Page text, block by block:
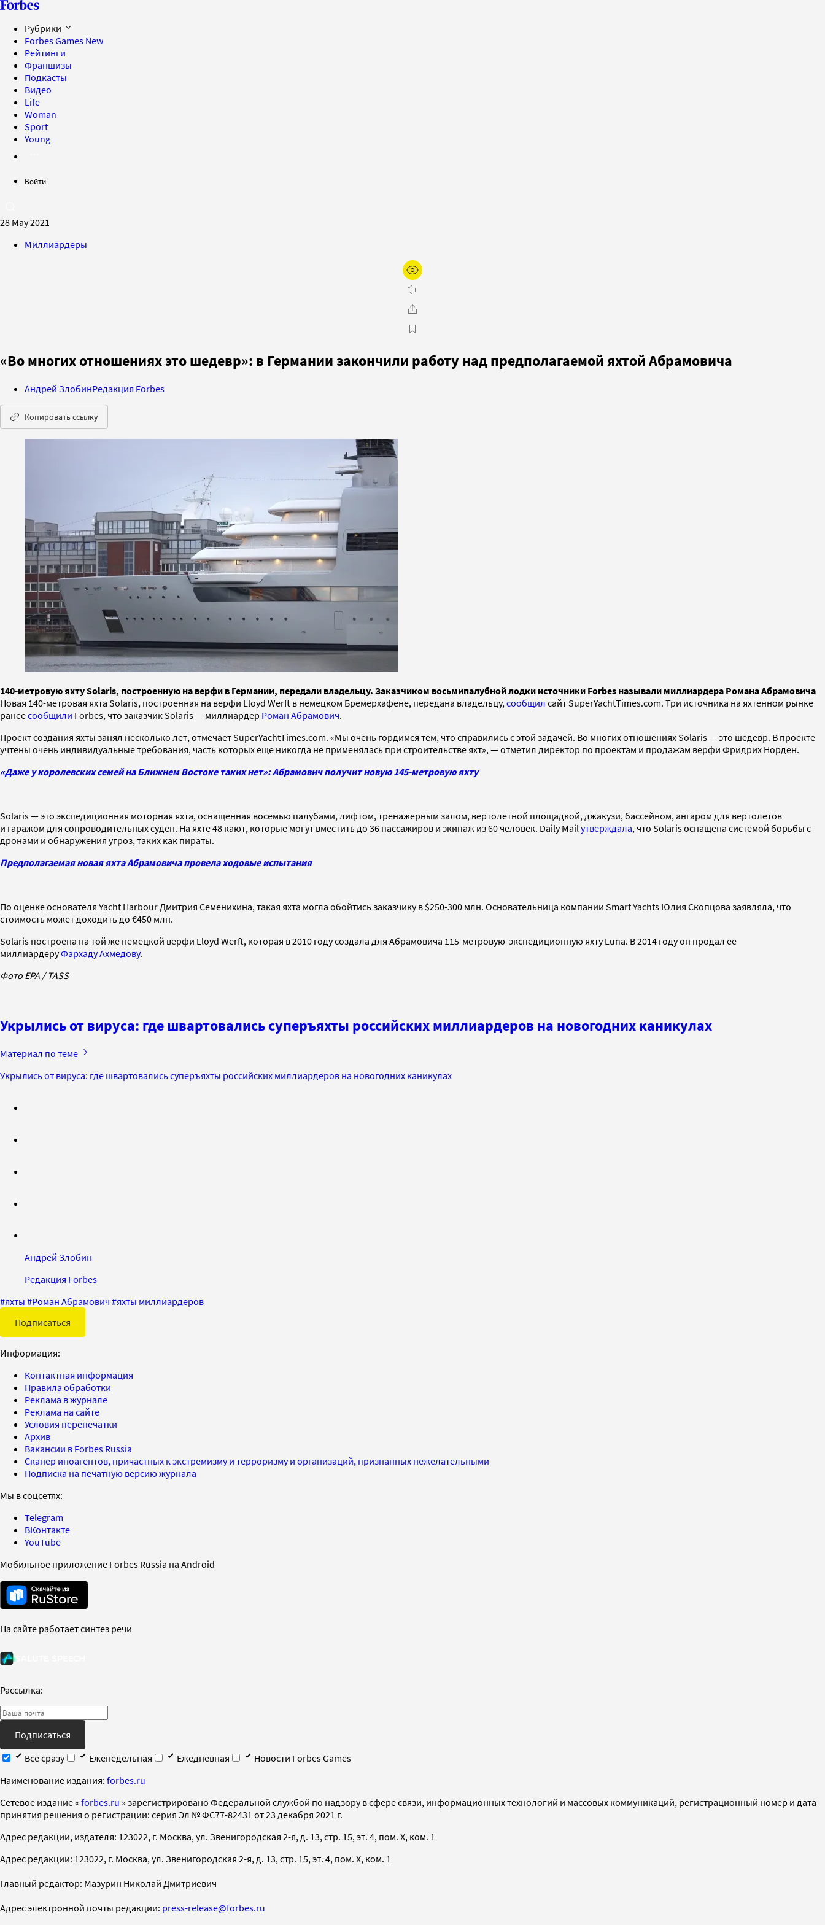
Рубрики
Forbes Games New
Рейтинги
Франшизы
Подкасты
Видео
Life
Woman
Sport
Young
Войти
28 May 2021
Миллиардеры
«Во многих отношениях это шедевр»: в Германии закончили работу над предполагаемой яхтой Абрамовича
Андрей ЗлобинРедакция Forbes
Копировать ссылку
140-метровую яхту Solaris, построенную на верфи в Германии, передали владельцу. Заказчиком восьмипалубной лодки источники Forbes называли миллиардера Романа Абрамовича
Новая 140-метровая яхта Solaris, построенная на верфи Lloyd Werft в немецком Бремерхафене, передана владельцу, сообщил сайт SuperYachtTimes.com. Три источника на яхтенном рынке
ранеесообщили Forbes, что заказчик Solaris — миллиардер Роман Абрамович.
Проект создания яхты занял несколько лет, отмечает SuperYachtTimes.com. «Мы очень гордимся тем, что справились с этой задачей. Во многих отношениях Solaris — это шедевр. В проекте
учтены очень индивидуальные требования, часть которых еще никогда не применялась при строительстве яхт», — отметил директор по проектам и продажам верфи Фридрих Норден.
«Даже у королевских семей на Ближнем Востоке таких нет»: Абрамович получит новую 145-метровую яхту
Solaris — это экспедиционная моторная яхта, оснащенная восемью палубами, лифтом, тренажерным залом, вертолетной площадкой, джакузи, бассейном, ангаром для вертолетов
и гаражом для сопроводительных суден. На яхте 48 кают, которые могут вместить до 36 пассажиров и экипаж из 60 человек. Daily Mail утверждала, что Solaris оснащена системой борьбы с
дронами и обнаружения угроз, таких как пираты.
Предполагаемая новая яхта Абрамовича провела ходовые испытания
По оценке основателя Yacht Harbour Дмитрия Семенихина, такая яхта могла обойтись заказчику в $250-300 млн. Основательница компании Smart Yachts Юлия Скопцова заявляла, что
стоимость может доходить до €450 млн.
Solaris построена на той же немецкой верфи Lloyd Werft, которая в 2010 году создала для Абрамовича 115-метровую экспедиционную яхту Luna. В 2014 году он продал ее
миллиардеруФархаду Ахмедову.
Фото EPA / TASS
Укрылись от вируса: где швартовались суперъяхты российских миллиардеров на новогодних каникулах
Материал по теме
Укрылись от вируса: где швартовались суперъяхты российских миллиардеров на новогодних каникулах
Андрей Злобин
Редакция Forbes
#яхты #Роман Абрамович #яхты миллиардеров
Подписаться
Информация:
Контактная информация
Правила обработки
Реклама в журнале
Реклама на сайте
Условия перепечатки
Архив
Вакансии в Forbes Russia
Сканер иноагентов, причастных к экстремизму и терроризму и организаций, признанных нежелательными
Подписка на печатную версию журнала
Мы в соцсетях:
Telegram
ВКонтакте
YouTube
Мобильное приложение Forbes Russia на Android
На сайте работает синтез речи
Рассылка:
Подписаться
Все сразу
Еженедельная Ежедневная
Новости Forbes Games
Наименование издания: forbes.ru
Cетевое издание « forbes.ru » зарегистрировано Федеральной службой по надзору в сфере связи, информационных технологий и массовых коммуникаций, регистрационный номер и дата
принятия решения о регистрации: серия Эл № ФС77-82431 от 23 декабря 2021 г.
Адрес редакции, издателя: 123022, г. Москва, ул. Звенигородская 2-я, д. 13, стр. 15, эт. 4, пом. X, ком. 1
Адрес редакции: 123022, г. Москва, ул. Звенигородская 2-я, д. 13, стр. 15, эт. 4, пом. X, ком. 1
Главный редактор: Мазурин Николай Дмитриевич
Адрес электронной почты редакции: press-release@forbes.ru